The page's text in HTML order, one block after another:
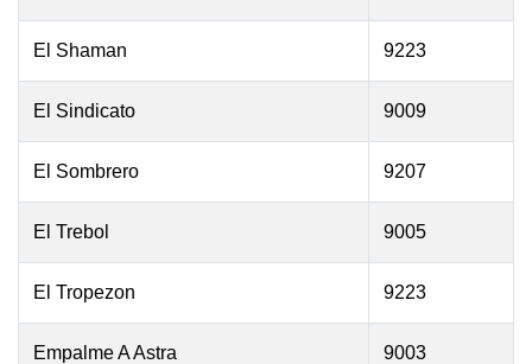
El Shaman 9223
El Sindicato 9009
El Sombrero 9207
El Trebol 9005
El Tropezon 9223
Empalme A Astra 9003